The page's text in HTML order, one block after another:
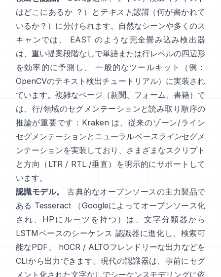
はどこにあるか ？）と テキスト認識（何が書かれて
いるか？）に分けられます。自然なシーンや多くのス
キャンでは、
EAST のような完全畳み込み検出器
は、重い提案段階なしで単語または行レベルの四辺形
を効率的に予測し、 一般的なツールキット（例：
OpenCVのテキスト検出チュートリアル）に実装され
ています。複雑なページ（新聞、フォーム、書籍）で
は、行/領域のセグメンテーションと読み取り順序の
推論が重要です： Kraken は、従来のゾーン/ライン
セグメンテーションとニューラルベースラインセグメ
ンテーションを実装しており、さまざまなスクリプト
と方向（LTR / RTL /垂直）を明示的にサポートして
います。
認識モデル。
古典的なオープンソースの主力製品で
ある Tesseract
（Googleによってオープンソース化
され、HPにルーツを持つ）は、文字分類器から
LSTMベースのシーケンス 認識器に進化し、検索可
能なPDF、
hOCR / ALTOフレンドリーな出力 などを
CLIから出力できます。現代の認識器は、事前にセグ
メント化された文字なしでシーケンスモデリングに依